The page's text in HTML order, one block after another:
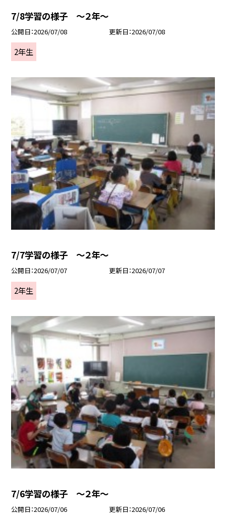
7/8学習の様子 ～２年～
公開日 2026/07/08 更新日 2026/07/08
2年生
7/7学習の様子 ～２年～
公開日 2026/07/07 更新日 2026/07/07
2年生
7/6学習の様子 ～２年～
公開日 2026/07/06 更新日 2026/07/06